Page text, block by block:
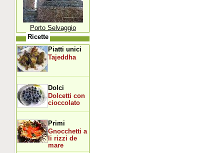
Porto Selvaggio
Ricette
Piatti unici
Tajeddha
Dolci
Dolcetti con
cioccolato
Primi
Gnocchetti a
li rizzi de
mare